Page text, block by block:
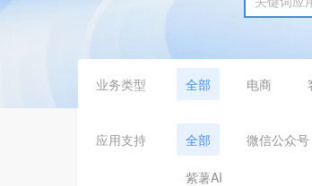
业务类型 全部 电商
应用支持 全部 微信公众号
紫薯AI